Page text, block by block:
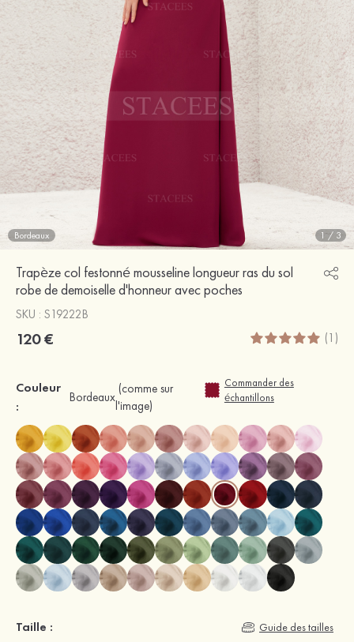
Bordeaux 1 / 3
Trapèze col festonné mousseline longueur ras du sol
robe de demoiselle d'honneur avec poches
SKU : S19222B
120 € (1)
Couleur
:
Bordeaux
(comme sur
l'image)
Commander des
échantillons
Taille : Guide des tailles